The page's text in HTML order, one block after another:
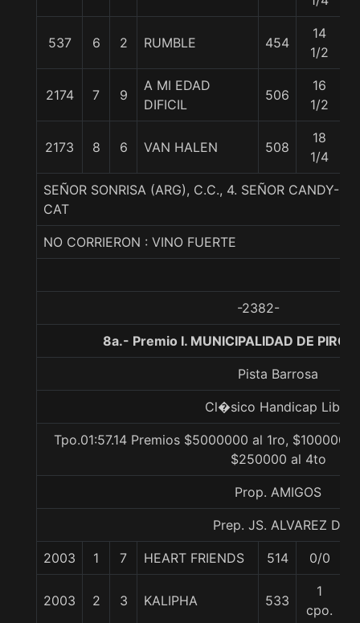
537 6 2 RUMBLE 454
14
1/2
2174 7 9
A MI EDAD
DIFICIL
506
16
1/2
2173 8 6 VAN HALEN 508
18
1/4
SEÑOR SONRISA (ARG), C.C., 4. SEÑOR CANDY-
CAT
NO CORRIERON : VINO FUERTE
-2382-
8a.- Premio I. MUNICIPALIDAD DE
Pista Barrosa
Cl�sico Handicap Libre
Tpo.01:57.14 Premios $5000000 al 1ro,
$250000 al 4to
Prop. AMIGOS
Prep. JS. ALVAREZ D.
2003 1 7 HEART FRIENDS 514 0/0
2003 2 3 KALIPHA 533
1
cpo.